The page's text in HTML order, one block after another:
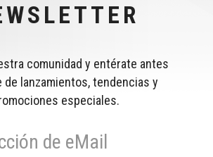
comunidad y entérate antes
de lanzamientos, tendencias y
especiales.